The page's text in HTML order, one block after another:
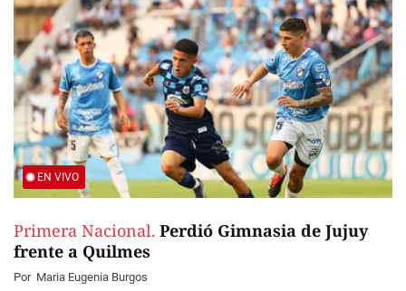
EN VIVO
Primera Nacional. Perdió Gimnasia de Jujuy
frente a Quilmes
Por Maria Eugenia Burgos